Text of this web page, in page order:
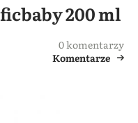
200 ml
0 komentarzy
Komentarze